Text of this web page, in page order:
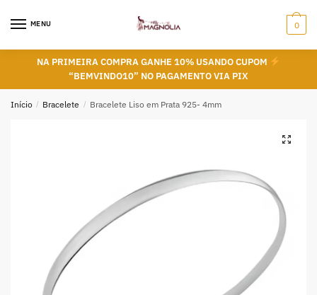
MENU 0
NA PRIMEIRA COMPRA GANHE 10% USANDO CUPOM
“BEMVINDO10” NO PAGAMENTO VIA PIX
Início / Bracelete / Bracelete Liso em Prata 925- 4mm